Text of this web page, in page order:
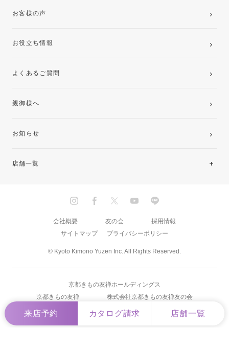
来店予約 カタログ請求 店舗一覧
お客様の声
お役立ち情報
よくあるご質問
親御様へ
お知らせ
店舗一覧
九州
© Kyoto Kimono Yuzen Inc. All Rights Reserved.
会社概要 友の会
採用情報
サイトマップ
プライバシーポリシー
京都きもの友禅ホールディングス
京都きもの友禅
株式会社京都きもの友禅友の会